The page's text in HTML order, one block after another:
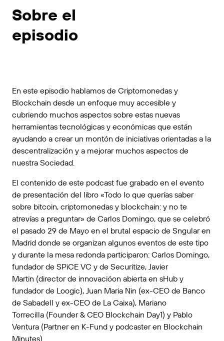
Sobre el
episodio
En este episodio hablamos de Criptomonedas y
Blockchain desde un enfoque muy accesible y
cubriendo muchos aspectos sobre estas nuevas
herramientas tecnológicas y económicas que están
ayudando a crear un montón de iniciativas orientadas a la
descentralización y a mejorar muchos aspectos de
nuestra Sociedad.
El contenido de este podcast fue grabado en el evento
de presentación del libro «Todo lo que querías saber
sobre bitcoin, criptomonedas y blockchain: y no te
atrevías a preguntar» de Carlos Domingo, que se celebró
el pasado 29 de Mayo en el brutal espacio de Sngularen
Madrid donde se organizan algunos eventos de este tipo
y durante la mesa redonda participaron: Carlos Domingo,
fundador de SPiCE VC y de Securitize, Javier
Martin (director de innovacióon abierta en sHub y
fundador de Loogic), Juan Maria Nin (ex-CEO de Banco
de Sabadell y ex-CEO de La Caixa), Mariano
Torrecilla (Founder & CEO Blockchain Day1) y Pablo
Ventura (Partner en K-Fund y podcaster en Blockchain
Minutes).